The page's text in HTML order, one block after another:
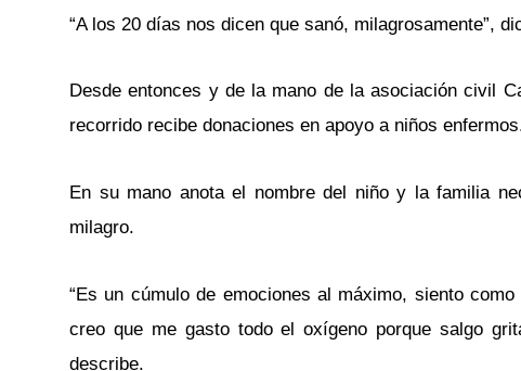
“A los 20 días nos dicen que sanó, milagrosamente”,
Desde entonces y de la mano de la asociación civil
recorrido recibe donaciones en apoyo a niños
En su mano anota el nombre del niño y la familia
milagro.
“Es un cúmulo de emociones al máximo, siento
creo que me gasto todo el oxígeno porque salgo
describe.